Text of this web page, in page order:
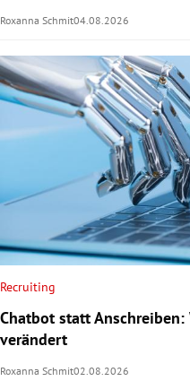
Roxanna Schmit04.08.2026
Recruiting
Chatbot statt
verändert
Roxanna Schmit02.08.2026